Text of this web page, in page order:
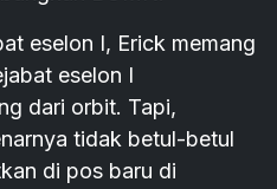
eselon I, Erick memang
eselon I
dari orbit. Tapi,
tidak betul-betul
di pos baru di